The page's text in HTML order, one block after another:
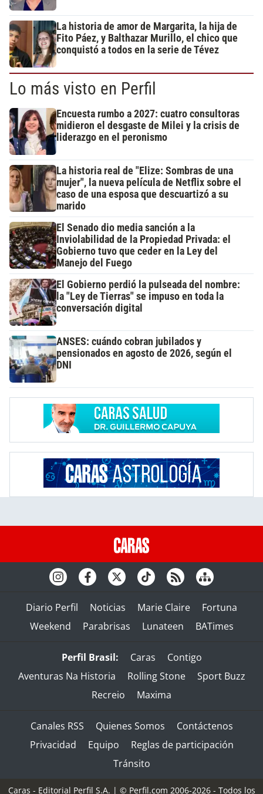
La historia de amor de Margarita, la hija de
Fito Páez, y Balthazar Murillo, el chico que
conquistó a todos en la serie de Tévez
Lo más visto en Perfil
Encuesta rumbo a 2027: cuatro consultoras
midieron el desgaste de Milei y la crisis de
liderazgo en el peronismo
La historia real de "Elize: Sombras de una
mujer", la nueva película de Netflix sobre el
caso de una esposa que descuartizó a su
marido
El Senado dio media sanción a la
Inviolabilidad de la Propiedad Privada: el
Gobierno tuvo que ceder en la Ley del
Manejo del Fuego
El Gobierno perdió la pulseada del nombre:
la "Ley de Tierras" se impuso en toda la
conversación digital
ANSES: cuándo cobran jubilados y
pensionados en agosto de 2026, según el
DNI
Diario Perfil Noticias Marie Claire
Fortuna
Weekend
Parabrisas Lunateen BATimes
Perfil Brasil: Caras
Contigo
Aventuras Na Historia
Rolling Stone
Sport Buzz
Recreio
Maxima
Canales RSS Quienes Somos
Contáctenos
Privacidad
Equipo
Reglas de participación
Tránsito
Caras - Editorial Perfil S.A. | © Perfil.com 2006-2026 - Todos los